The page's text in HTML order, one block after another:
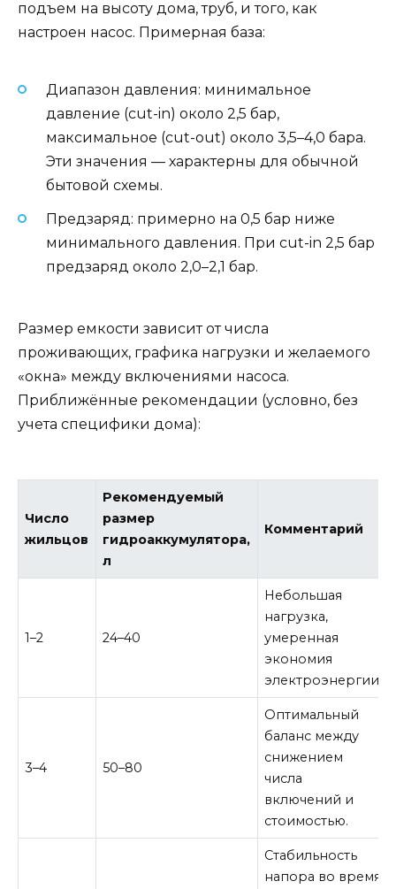
подъем на высоту дома, труб, и того, как
настроен насос. Примерная база:
Диапазон давления: минимальное
давление (cut-in) около 2,5 бар,
максимальное (cut-out) около 3,5–4,0 бара.
Эти значения — характерны для обычной
бытовой схемы.
Предзаряд: примерно на 0,5 бар ниже
минимального давления. При cut-in 2,5 бар
предзаряд около 2,0–2,1 бар.
Размер емкости зависит от числа
проживающих, графика нагрузки и желаемого
«окна» между включениями насоса.
Приближённые рекомендации (условно, без
учета специфики дома):
Число
жильцов
Рекомендуемый
размер
гидроаккумулятора,
л
Комментарий
1–2 24–40
Небольшая
нагрузка,
умеренная
экономия
электроэнергии.
3–4 50–80
Оптимальный
баланс между
снижением
числа
включений и
стоимостью.
Стабильность
напора во время